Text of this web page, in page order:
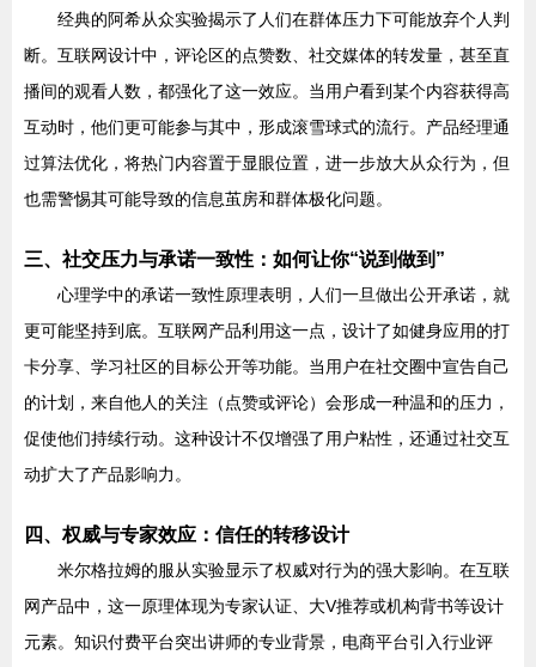
经典的阿希从众实验揭示了人们在群体压力下可能放弃个人判
断。互联网设计中，评论区的点赞数、社交媒体的转发量，甚至直
播间的观看人数，都强化了这一效应。当用户看到某个内容获得高
互动时，他们更可能参与其中，形成滚雪球式的流行。产品经理通
过算法优化，将热门内容置于显眼位置，进一步放大从众行为，但
也需警惕其可能导致的信息茧房和群体极化问题。
三、社交压力与承诺一致性：如何让你“说到做到”
心理学中的承诺一致性原理表明，人们一旦做出公开承诺，就
更可能坚持到底。互联网产品利用这一点，设计了如健身应用的打
卡分享、学习社区的目标公开等功能。当用户在社交圈中宣告自己
的计划，来自他人的关注（点赞或评论）会形成一种温和的压力，
促使他们持续行动。这种设计不仅增强了用户粘性，还通过社交互
动扩大了产品影响力。
四、权威与专家效应：信任的转移设计
米尔格拉姆的服从实验显示了权威对行为的强大影响。在互联
网产品中，这一原理体现为专家认证、大V推荐或机构背书等设计
元素。知识付费平台突出讲师的专业背景，电商平台引入行业评